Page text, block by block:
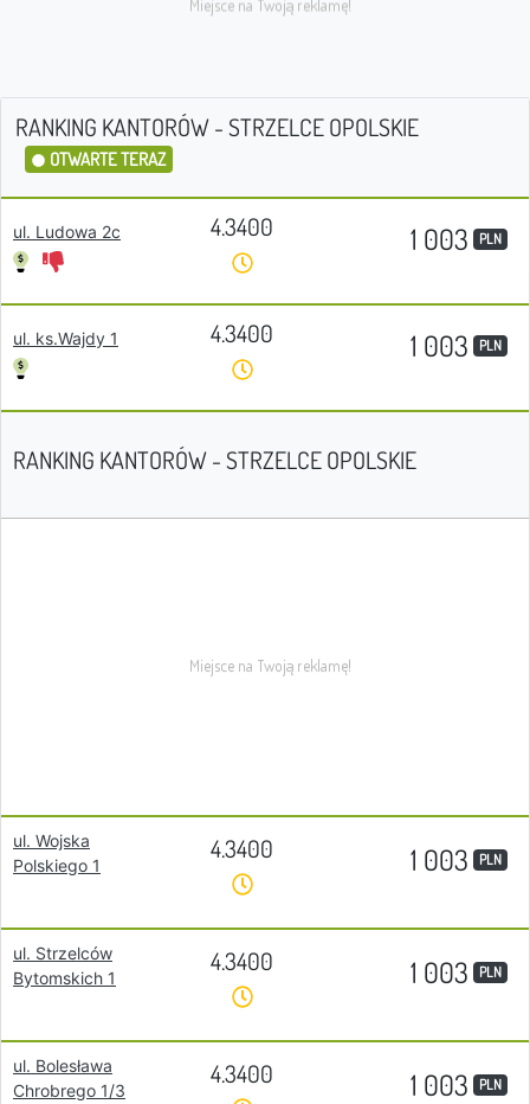
RANKING KANTORÓW - STRZELCE OPOLSKIE
OTWARTE TERAZ
ul. Ludowa 2c 4.3400 1 003 PLN
ul. ks.Wajdy 1 4.3400 1 003 PLN
RANKING KANTORÓW - STRZELCE OPOLSKIE
ul. Wojska
Polskiego 1
4.3400 1 003 PLN
ul. Strzelców
Bytomskich 1
4.3400 1 003 PLN
ul. Bolesława
Chrobrego 1/3
4.3400 1 003 PLN